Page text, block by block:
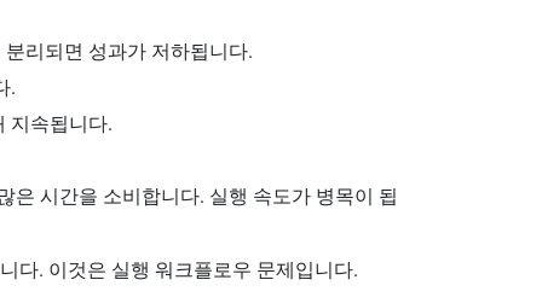
리되면 성과가 저하됩니다.
.
지속됩니다.
은 시간을 소비합니다. 실행 속도가 병목이 됩
다. 이것은 실행 워크플로우 문제입니다.